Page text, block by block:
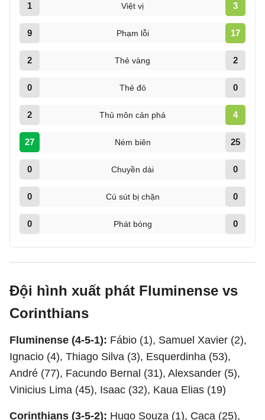
1 Việt vị 3
9 Phạm lỗi 17
2 Thẻ vàng 2
0 Thẻ đỏ 0
2 Thủ môn cản phá 4
27 Ném biên 25
0 Chuyền dài 0
0 Cú sút bị chặn 0
0 Phát bóng 0
Đội hình xuất phát Fluminense vs
Corinthians
Fluminense (4-5-1): Fábio (1), Samuel Xavier (2),
Ignacio (4), Thiago Silva (3), Esquerdinha (53),
André (77), Facundo Bernal (31), Alexsander (5),
Vinicius Lima (45), Isaac (32), Kaua Elias (19)
Corinthians (3-5-2): Hugo Souza (1), Caca (25),